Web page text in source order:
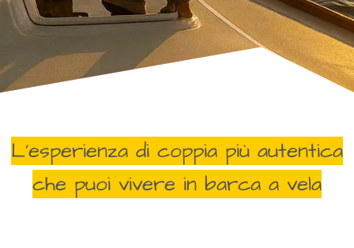
L’esperienza di coppia più autentica
che puoi vivere in barca a vela